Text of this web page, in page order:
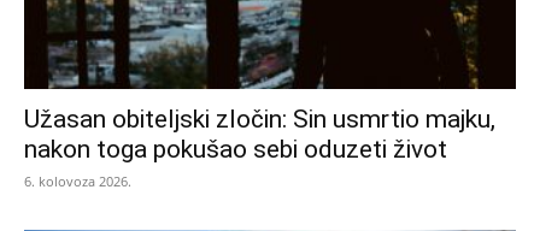
Užasan obiteljski zločin: Sin usmrtio majku,
nakon toga pokušao sebi oduzeti život
6. kolovoza 2026.